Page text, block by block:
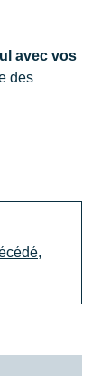
avec vos
des
,